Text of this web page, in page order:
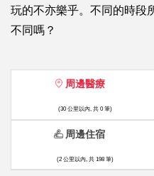
玩的不亦樂乎。不同的時段
不同嗎？
周邊醫療
(30 公里以內, 共 0 筆)
周邊住宿
(2 公里以內, 共 198 筆)